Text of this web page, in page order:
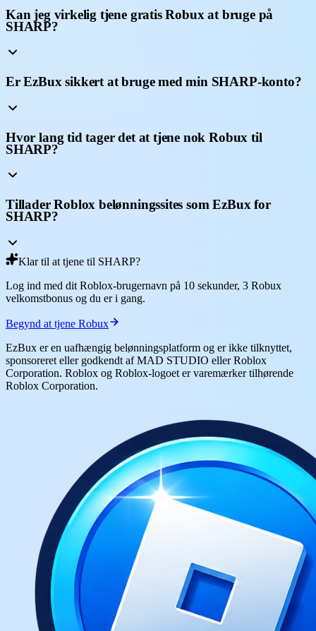
Kan jeg virkelig tjene gratis Robux at bruge på
SHARP?
Er EzBux sikkert at bruge med min SHARP-konto?
Hvor lang tid tager det at tjene nok Robux til
SHARP?
Tillader Roblox belønningssites som EzBux for
SHARP?
Klar til at tjene til SHARP?
Log ind med dit Roblox-brugernavn på 10 sekunder, 3 Robux
velkomstbonus og du er i gang.
Begynd at tjene Robux
EzBux er en uafhængig belønningsplatform og er ikke tilknyttet,
sponsoreret eller godkendt af MAD STUDIO eller Roblox
Corporation. Roblox og Roblox-logoet er varemærker tilhørende
Roblox Corporation.